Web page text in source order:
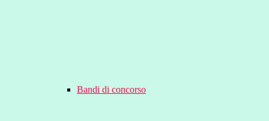
Bandi di concorso